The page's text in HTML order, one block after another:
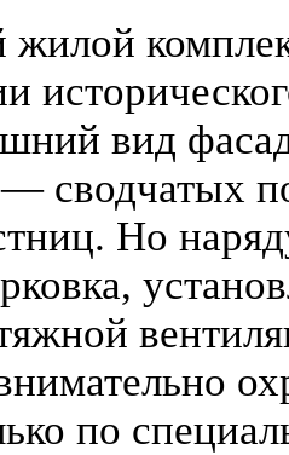
жилой
вид
сводчатых
Но
по